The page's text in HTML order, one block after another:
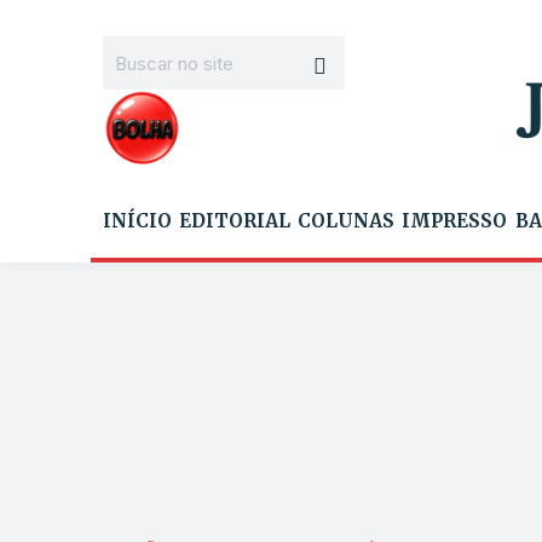
INÍCIO EDITORIAL COLUNAS IMPRESSO